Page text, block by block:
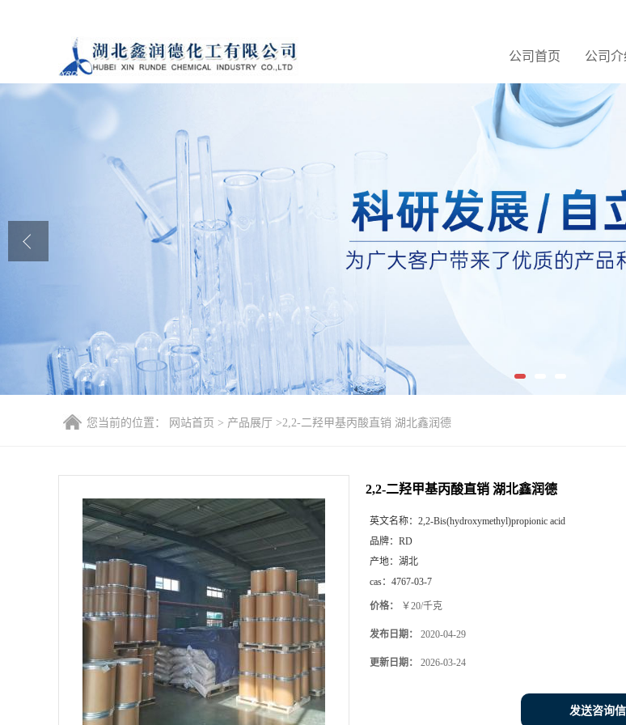
公司首页 公司介
公司介绍
联系方式
您当前的位置： 网站首页 > 产品展厅 >2,2-二羟甲基丙酸直销 湖北鑫润德
2,2-二羟甲基丙酸直销 湖北鑫润德
英文名称： 2,2-Bis(hydroxymethyl)propionic acid
品牌： RD
产地： 湖北
cas： 4767-03-7
价格： ￥20/千克
发布日期： 2020-04-29
更新日期： 2026-03-24
发送咨询